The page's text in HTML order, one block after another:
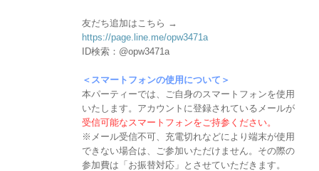
友だち追加はこちら →
https://page.line.me/opw3471a
ID検索：@opw3471a
＜スマートフォンの使用について＞
本パーティーでは、ご自身のスマートフォンを使用
いたします。アカウントに登録されているメールが
受信可能なスマートフォンをご持参ください。
※メール受信不可、充電切れなどにより端末が使用
できない場合は、ご参加いただけません。その際の
参加費は「お振替対応」とさせていただきます。